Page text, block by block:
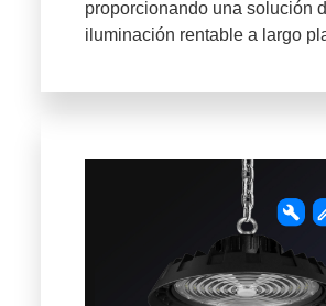
proporcionando una solución
iluminación rentable a largo